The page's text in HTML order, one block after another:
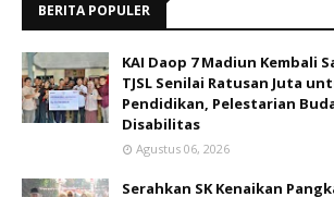
BERITA POPULER
KAI Daop 7 Madiun Kembali
TJSL Senilai Ratusan Juta
Pendidikan, Pelestarian
Disabilitas
Agustus 06, 2026
Serahkan SK Kenaikan